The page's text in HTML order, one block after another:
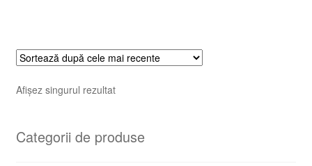
Afișez singurul rezultat
Categorii de produse